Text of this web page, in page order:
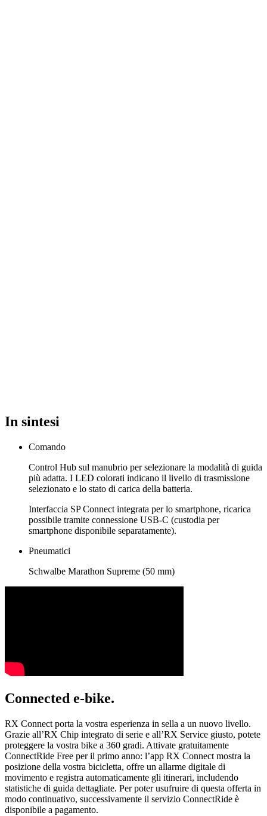
In sintesi
Comando
Control Hub sul manubrio per selezionare la modalità di guida
più adatta. I LED colorati indicano il livello di trasmissione
selezionato e lo stato di carica della batteria.
Interfaccia SP Connect integrata per lo smartphone, ricarica
possibile tramite connessione USB-C (custodia per
smartphone disponibile separatamente).
Pneumatici
Schwalbe Marathon Supreme (50 mm)
Connected e-bike.
RX Connect porta la vostra esperienza in sella a un nuovo livello.
Grazie all’RX Chip integrato di serie e all’RX Service giusto, potete
proteggere la vostra bike a 360 gradi. Attivate gratuitamente
ConnectRide Free per il primo anno: l’app RX Connect mostra la
posizione della vostra bicicletta, offre un allarme digitale di
movimento e registra automaticamente gli itinerari, includendo
statistiche di guida dettagliate. Per poter usufruire di questa offerta in
modo continuativo, successivamente il servizio ConnectRide è
disponibile a pagamento.